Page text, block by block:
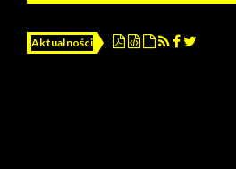
Aktualności